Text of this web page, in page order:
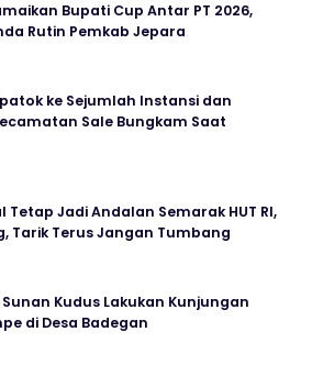
Bupati Cup Antar PT 2026,
Rutin Pemkab Jepara
ke Sejumlah Instansi dan
Sale Bungkam Saat
Jadi Andalan Semarak HUT RI,
Tarik Terus Jangan Tumbang
Sunan Kudus Lakukan Kunjungan
di Desa Badegan